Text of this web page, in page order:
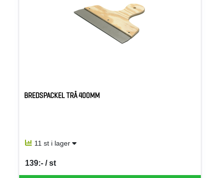
BREDSPACKEL TRÄ 400MM
11 st i lager
139:- / st
SEK per ST